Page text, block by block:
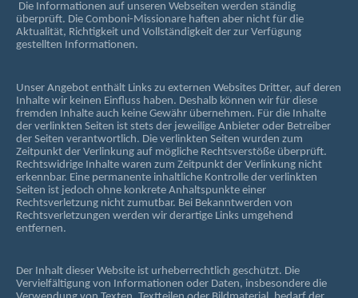
Die Informationen auf unseren Webseiten werden ständig
überprüft. Die Comboni-Missionare haften aber nicht für die
Aktualität, Richtigkeit und Vollständigkeit der zur Verfügung
gestellten Informationen.
Unser Angebot enthält Links zu externen Websites Dritter, auf deren
Inhalte wir keinen Einfluss haben. Deshalb können wir für diese
fremden Inhalte auch keine Gewähr übernehmen. Für die Inhalte
der verlinkten Seiten ist stets der jeweilige Anbieter oder Betreiber
der Seiten verantwortlich. Die verlinkten Seiten wurden zum
Zeitpunkt der Verlinkung auf mögliche Rechtsverstöße überprüft.
Rechtswidrige Inhalte waren zum Zeitpunkt der Verlinkung nicht
erkennbar. Eine permanente inhaltliche Kontrolle der verlinkten
Seiten ist jedoch ohne konkrete Anhaltspunkte einer
Rechtsverletzung nicht zumutbar. Bei Bekanntwerden von
Rechtsverletzungen werden wir derartige Links umgehend
entfernen.
Der Inhalt dieser Website ist urheberrechtlich geschützt. Die
Vervielfältigung von Informationen oder Daten, insbesondere die